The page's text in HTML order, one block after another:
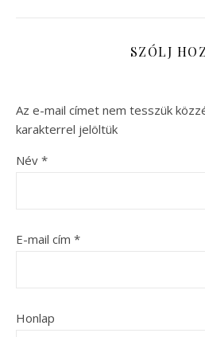
SZÓLJ
Az e-mail címet nem tesszük
karakterrel jelöltük
Név *
E-mail cím *
Honlap